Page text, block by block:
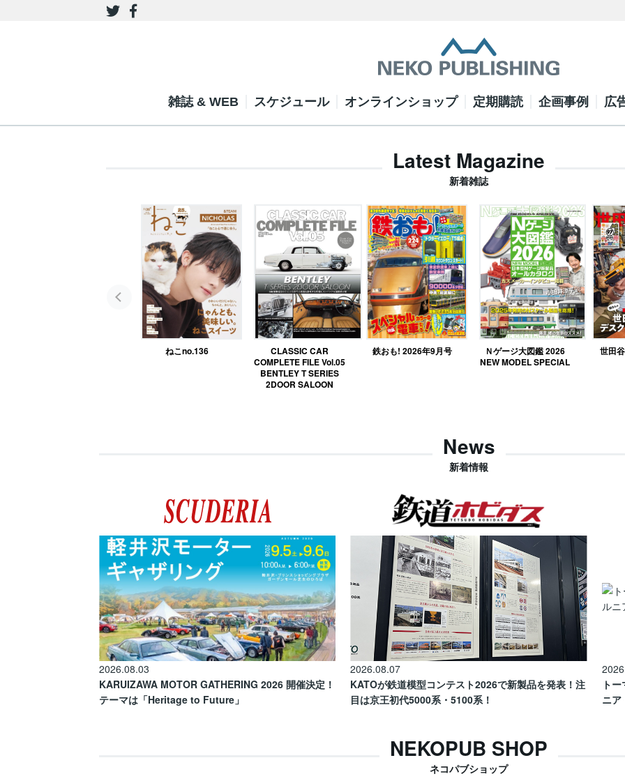
雑誌 & WEB スケジュール オンラインショップ 定期購読 企画事例 広
Latest Magazine
新着雑誌
ねこno.136
CLASSIC CAR
COMPLETE FILE Vol.05
BENTLEY T SERIES
2DOOR SALOON
鉄おも! 2026年9月号
Ｎゲージ大図鑑 2026
NEW MODEL SPECIAL
世田
News
新着情報
2026.08.03
KARUIZAWA MOTOR GATHERING 2026 開催決定！
テーマは「Heritage to Future」
2026.08.07
KATOが鉄道模型コンテスト2026で新製品を発表！注
目は京王初代5000系・5100系！
ト
ニア
NEKOPUB SHOP
ネコパブショップ